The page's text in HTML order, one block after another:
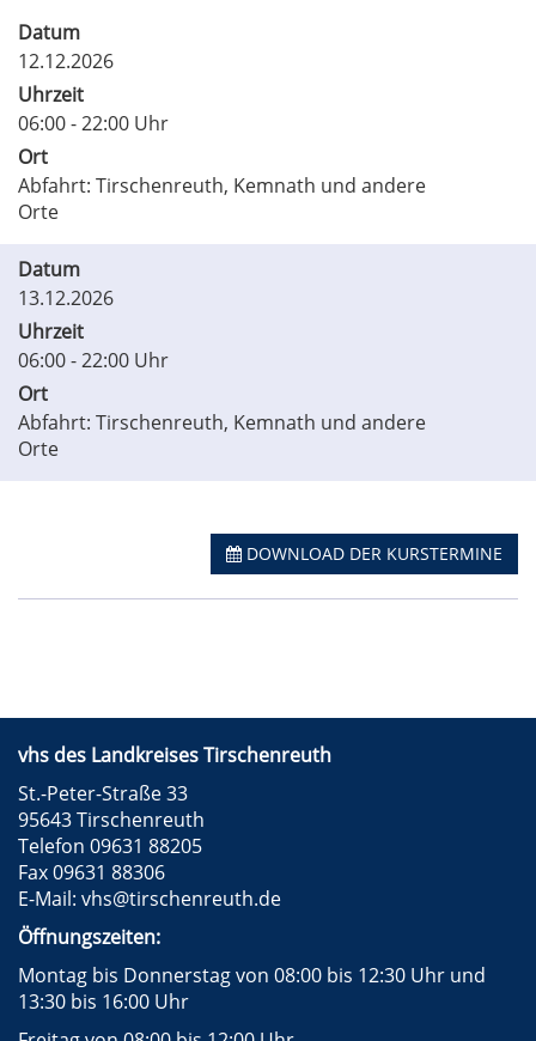
Datum
12.12.2026
Uhrzeit
06:00 - 22:00 Uhr
Ort
Abfahrt: Tirschenreuth, Kemnath und andere
Orte
Datum
13.12.2026
Uhrzeit
06:00 - 22:00 Uhr
Ort
Abfahrt: Tirschenreuth, Kemnath und andere
Orte
DOWNLOAD DER KURSTERMINE
vhs des Landkreises Tirschenreuth
St.-Peter-Straße 33
95643 Tirschenreuth
Telefon 09631 88205
Fax 09631 88306
E-Mail: vhs@tirschenreuth.de
Öffnungszeiten:
Montag bis Donnerstag von 08:00 bis 12:30 Uhr und
13:30 bis 16:00 Uhr